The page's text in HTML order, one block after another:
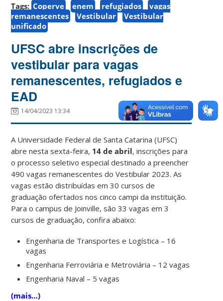
Tags: Coperve enem refugiados
vagas
remanescentes
Vestibular
Vestibular
unificado
UFSC abre inscrições de
vestibular para vagas
remanescentes, refugiados e
EAD
14/04/2023 13:34
A Universidade Federal de Santa Catarina (UFSC)
abre nesta sexta-feira, 14 de abril, inscrições para
o processo seletivo especial destinado a preencher
490 vagas remanescentes do Vestibular 2023. As
vagas estão distribuídas em 30 cursos de
graduação ofertados nos cinco campi da instituição.
Para o campus de Joinville, são 33 vagas em 3
cursos de graduação, confira abaixo:
Engenharia de Transportes e Logística – 16
vagas
Engenharia Ferroviária e Metroviária – 12 vagas
Engenharia Naval – 5 vagas
(mais…)